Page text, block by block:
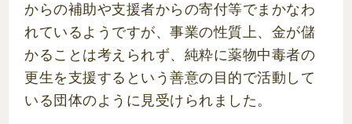
からの補助や支援者からの寄付等でまかなわ
れているようですが、事業の性質上、金が儲
かることは考えられず、純粋に薬物中毒者の
更生を支援するという善意の目的で活動して
いる団体のように見受けられました。